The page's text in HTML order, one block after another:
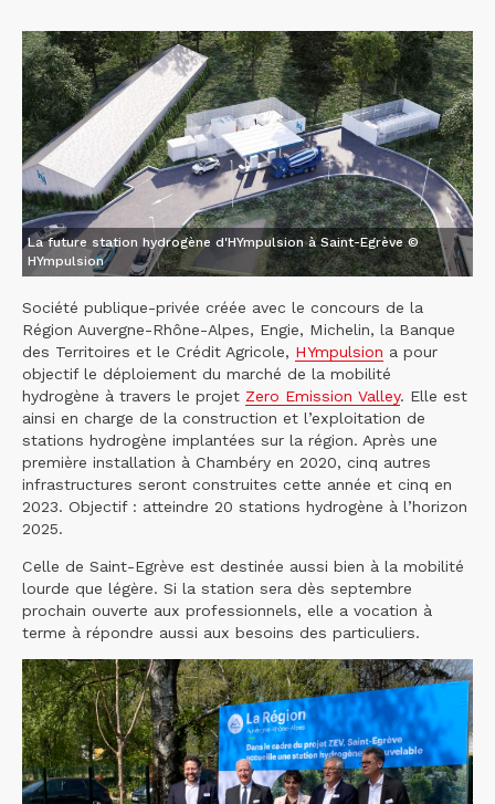
La future station hydrogène d'HYmpulsion à Saint-Egrève ©
HYmpulsion
Société publique-privée créée avec le concours de la
Région Auvergne-Rhône-Alpes, Engie, Michelin, la Banque
des Territoires et le Crédit Agricole, HYmpulsion a pour
objectif le déploiement du marché de la mobilité
hydrogène à travers le projet Zero Emission Valley. Elle est
ainsi en charge de la construction et l’exploitation de
stations hydrogène implantées sur la région. Après une
première installation à Chambéry en 2020, cinq autres
infrastructures seront construites cette année et cinq en
2023. Objectif : atteindre 20 stations hydrogène à l’horizon
2025.
Celle de Saint-Egrève est destinée aussi bien à la mobilité
lourde que légère. Si la station sera dès septembre
prochain ouverte aux professionnels, elle a vocation à
terme à répondre aussi aux besoins des particuliers.